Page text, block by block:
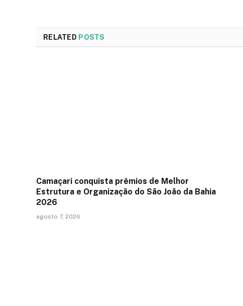
RELATED POSTS
Camaçari conquista prêmios de Melhor
Estrutura e Organização do São João da Bahia
2026
agosto 7, 2026